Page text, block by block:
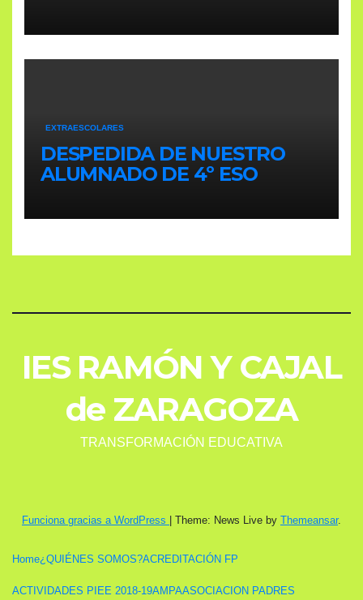
EXTRAESCOLARES
DESPEDIDA DE NUESTRO
ALUMNADO DE 4º ESO
IES RAMÓN Y CAJAL
de ZARAGOZA
TRANSFORMACIÓN EDUCATIVA
Funciona gracias a WordPress | Theme: News Live by Themeansar.
Home¿QUIÉNES SOMOS?ACREDITACIÓN FP
ACTIVIDADES PIEE 2018-19AMPAASOCIACION PADRES